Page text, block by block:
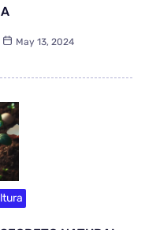
May 13, 2024